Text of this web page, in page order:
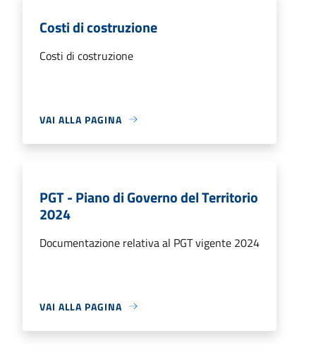
Costi di costruzione
Costi di costruzione
VAI ALLA PAGINA
PGT - Piano di Governo del Territorio
2024
Documentazione relativa al PGT vigente 2024
VAI ALLA PAGINA